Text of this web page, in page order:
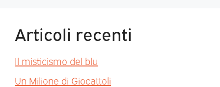
Articoli recenti
Il misticismo del blu
Un Milione di Giocattoli